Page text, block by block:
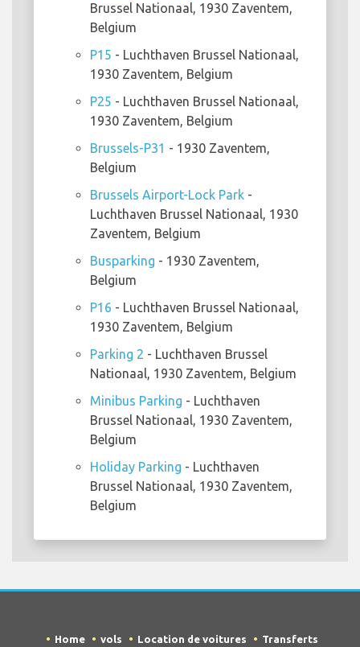
Brussel Nationaal, 1930 Zaventem,
Belgium
P15 - Luchthaven Brussel Nationaal,
1930 Zaventem, Belgium
P25 - Luchthaven Brussel Nationaal,
1930 Zaventem, Belgium
Brussels-P31 - 1930 Zaventem,
Belgium
Brussels Airport-Lock Park -
Luchthaven Brussel Nationaal, 1930
Zaventem, Belgium
Busparking - 1930 Zaventem,
Belgium
P16 - Luchthaven Brussel Nationaal,
1930 Zaventem, Belgium
Parking 2 - Luchthaven Brussel
Nationaal, 1930 Zaventem, Belgium
Minibus Parking - Luchthaven
Brussel Nationaal, 1930 Zaventem,
Belgium
Holiday Parking - Luchthaven
Brussel Nationaal, 1930 Zaventem,
Belgium
Home vols Location de voitures Transferts